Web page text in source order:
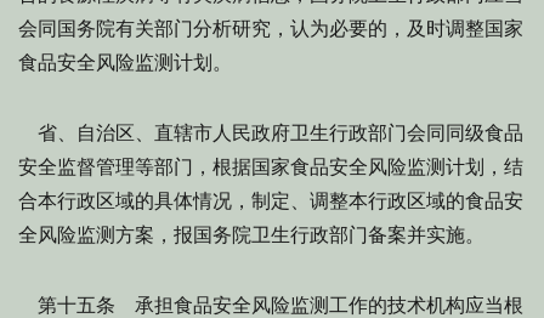
会同国务院有关部门分析研究，认为必要的，及时调整国家
食品安全风险监测计划。
省、自治区、直辖市人民政府卫生行政部门会同同级食品
安全监督管理等部门，根据国家食品安全风险监测计划，结
合本行政区域的具体情况，制定、调整本行政区域的食品安
全风险监测方案，报国务院卫生行政部门备案并实施。
第十五条 承担食品安全风险监测工作的技术机构应当根